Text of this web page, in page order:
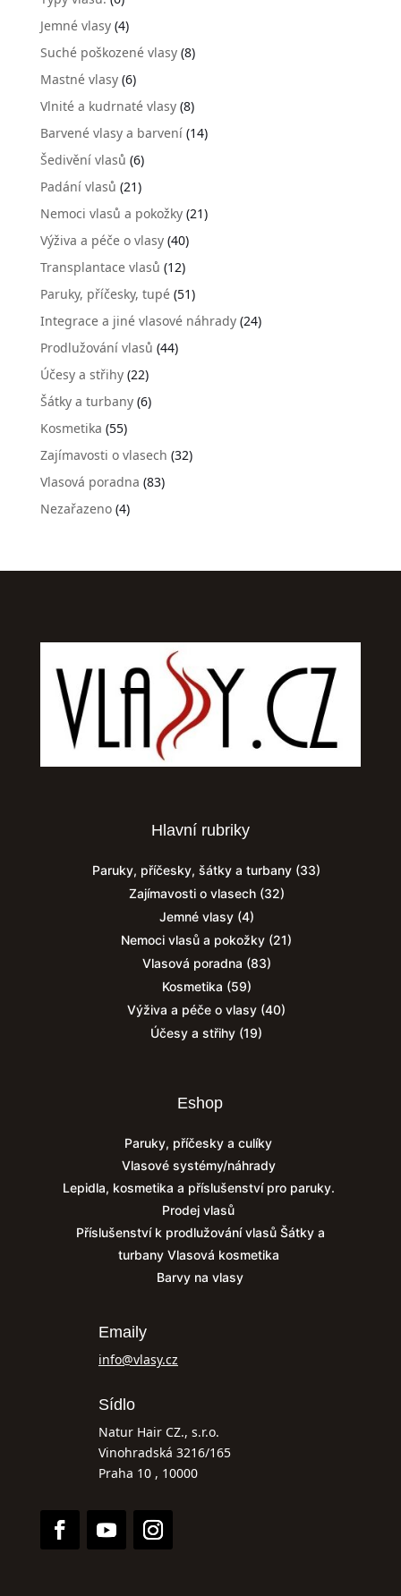
Jemné vlasy(4)
Suché poškozené vlasy(8)
Mastné vlasy(6)
Vlnité a kudrnaté vlasy(8)
Barvené vlasy a barvení(14)
Šedivění vlasů (6)
Padání vlasů (21)
Nemoci vlasů a pokožky(21)
Výživa a péče o vlasy(40)
Transplantace vlasů (12)
Paruky, příčesky, tupé(51)
Integrace a jiné vlasové náhrady(24)
Prodlužování vlasů (44)
Účesy a střihy(22)
Šátky a turbany(6)
Kosmetika (55)
Zajímavosti o vlasech (32)
Vlasová poradna (83)
Nezařazeno(4)
Hlavní rubriky
Paruky, příčesky, šátky a turbany (33)
Zajímavosti o vlasech(32)
Jemné vlasy(4)
Nemoci vlasů a pokožky (21)
Vlasová poradna (83)
Kosmetika (59)
Výživa a péče o vlasy (40)
Účesy a střihy (19)
Eshop
Paruky, příčesky a culíky
Vlasové systémy/náhrady
Lepidla, kosmetika a příslušenství pro paruky.
Prodej vlasů
Příslušenství k prodlužování vlasů Šátky a
turbany Vlasová kosmetika
Barvy na vlasy
Emaily
info@vlasy.cz
Sídlo
Natur Hair CZ., s.r.o.
Vinohradská 3216/165
Praha 10 , 10000